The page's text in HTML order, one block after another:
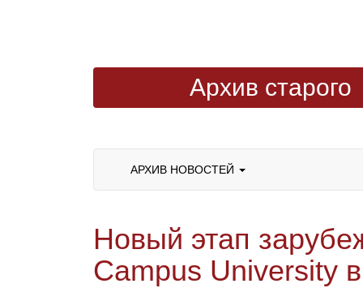
Архив старого
АРХИВ НОВОСТЕЙ
Новый этап
Campus University